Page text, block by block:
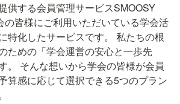
供する会員管理サービスSMOOSY
の皆様にご利用いただいている学会活
特化したサービスです。 私たちの根
ための「学会運営の安心と一歩先
。 そんな想いから学会の皆様が会員
算感に応じて選択できる5つのプラン